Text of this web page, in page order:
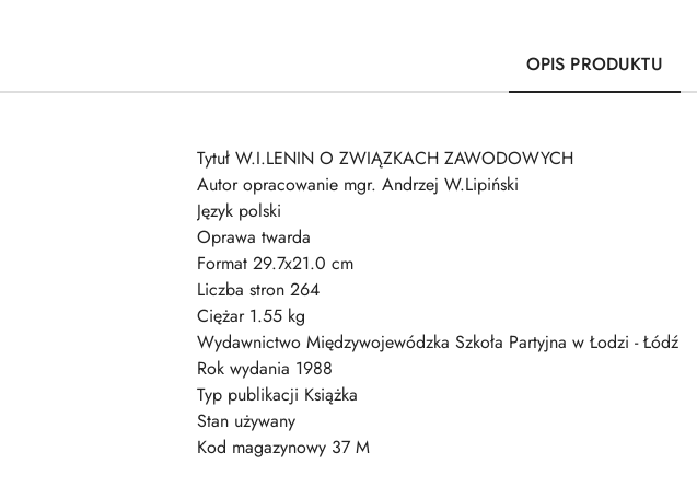
OPIS PRODUKTU
Tytuł W.I.LENIN O ZWIĄZKACH ZAWODOWYCH
Autor opracowanie mgr. Andrzej W.Lipiński
Język polski
Oprawa twarda
Format 29.7x21.0 cm
Liczba stron 264
Ciężar 1.55 kg
Wydawnictwo Międzywojewódzka Szkoła Partyjna w Łodzi - Łódź
Rok wydania 1988
Typ publikacji Książka
Stan używany
Kod magazynowy 37 M